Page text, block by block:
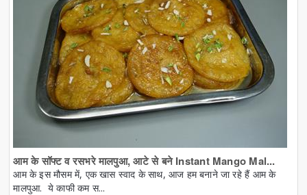
आम के सॉफ्ट व रसभरे मालपुआ, आटे से बने Instant Mango Mal...
आम के इस मौसम में, एक खास स्वाद के साथ, आज हम बनाने जा रहे हैं आम के
मालपुआ. ये काफी कम स...